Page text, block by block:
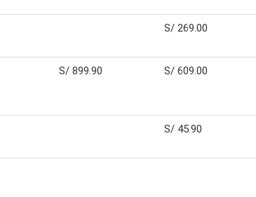
S/ 269.00
S/ 899.90 S/ 609.00
S/ 45.90